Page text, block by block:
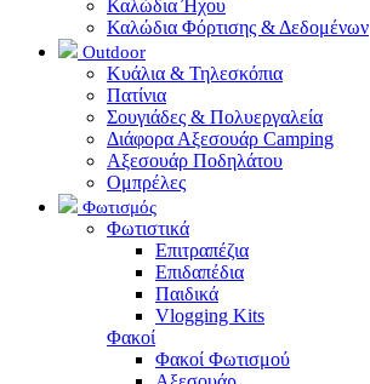
Καλώδια Ήχου
Καλώδια Φόρτισης & Δεδομένων
Outdoor
Κυάλια & Τηλεσκόπια
Πατίνια
Σουγιάδες & Πολυεργαλεία
Διάφορα Αξεσουάρ Camping
Αξεσουάρ Ποδηλάτου
Ομπρέλες
Φωτισμός
Φωτιστικά
Επιτραπέζια
Επιδαπέδια
Παιδικά
Vlogging Kits
Φακοί
Φακοί Φωτισμού